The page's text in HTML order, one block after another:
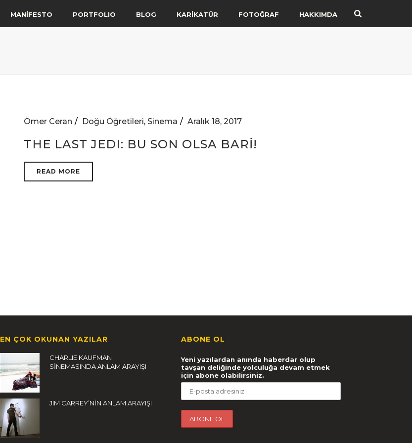
MANİFESTO PORTFOLIO BLOG KARİKATÜR FOTOĞRAF HAKKIMDA
Ömer Ceran Doğu Öğretileri, Sinema Aralık 18, 2017
THE LAST JEDI: BU SON OLSA BARİ!
READ MORE
EN ÇOK OKUNAN YAZILAR
CHARLIE KAUFMAN
SİNEMASINDA ANLAM ARAYIŞI
JIM CARREY’NİN ANLAM ARAYIŞI
ABONE OL
Yeni yazılardan anında haberdar olup
tavşan deliğinde yolculuğa devam etmek
için abone olabilirsiniz.